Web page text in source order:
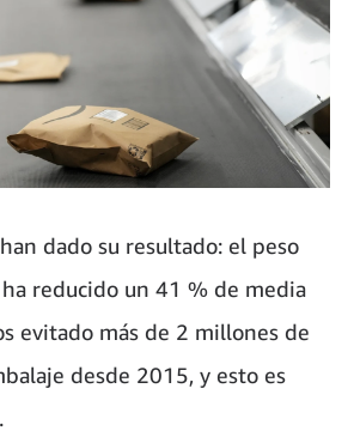
dado su resultado: el peso
reducido un 41 % de media
evitado más de 2 millones de
desde 2015, y esto es